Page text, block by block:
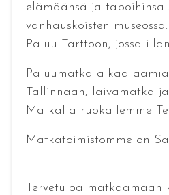
elämäänsä ja tapoihinsa
vanhauskoisten museossa.
Paluu Tarttoon, jossa
Paluumatka alkaa
Tallinnaan, laivamatka
Matkalla ruokailemme
Matkatoimistomme on
Tervetuloa matkaamaan